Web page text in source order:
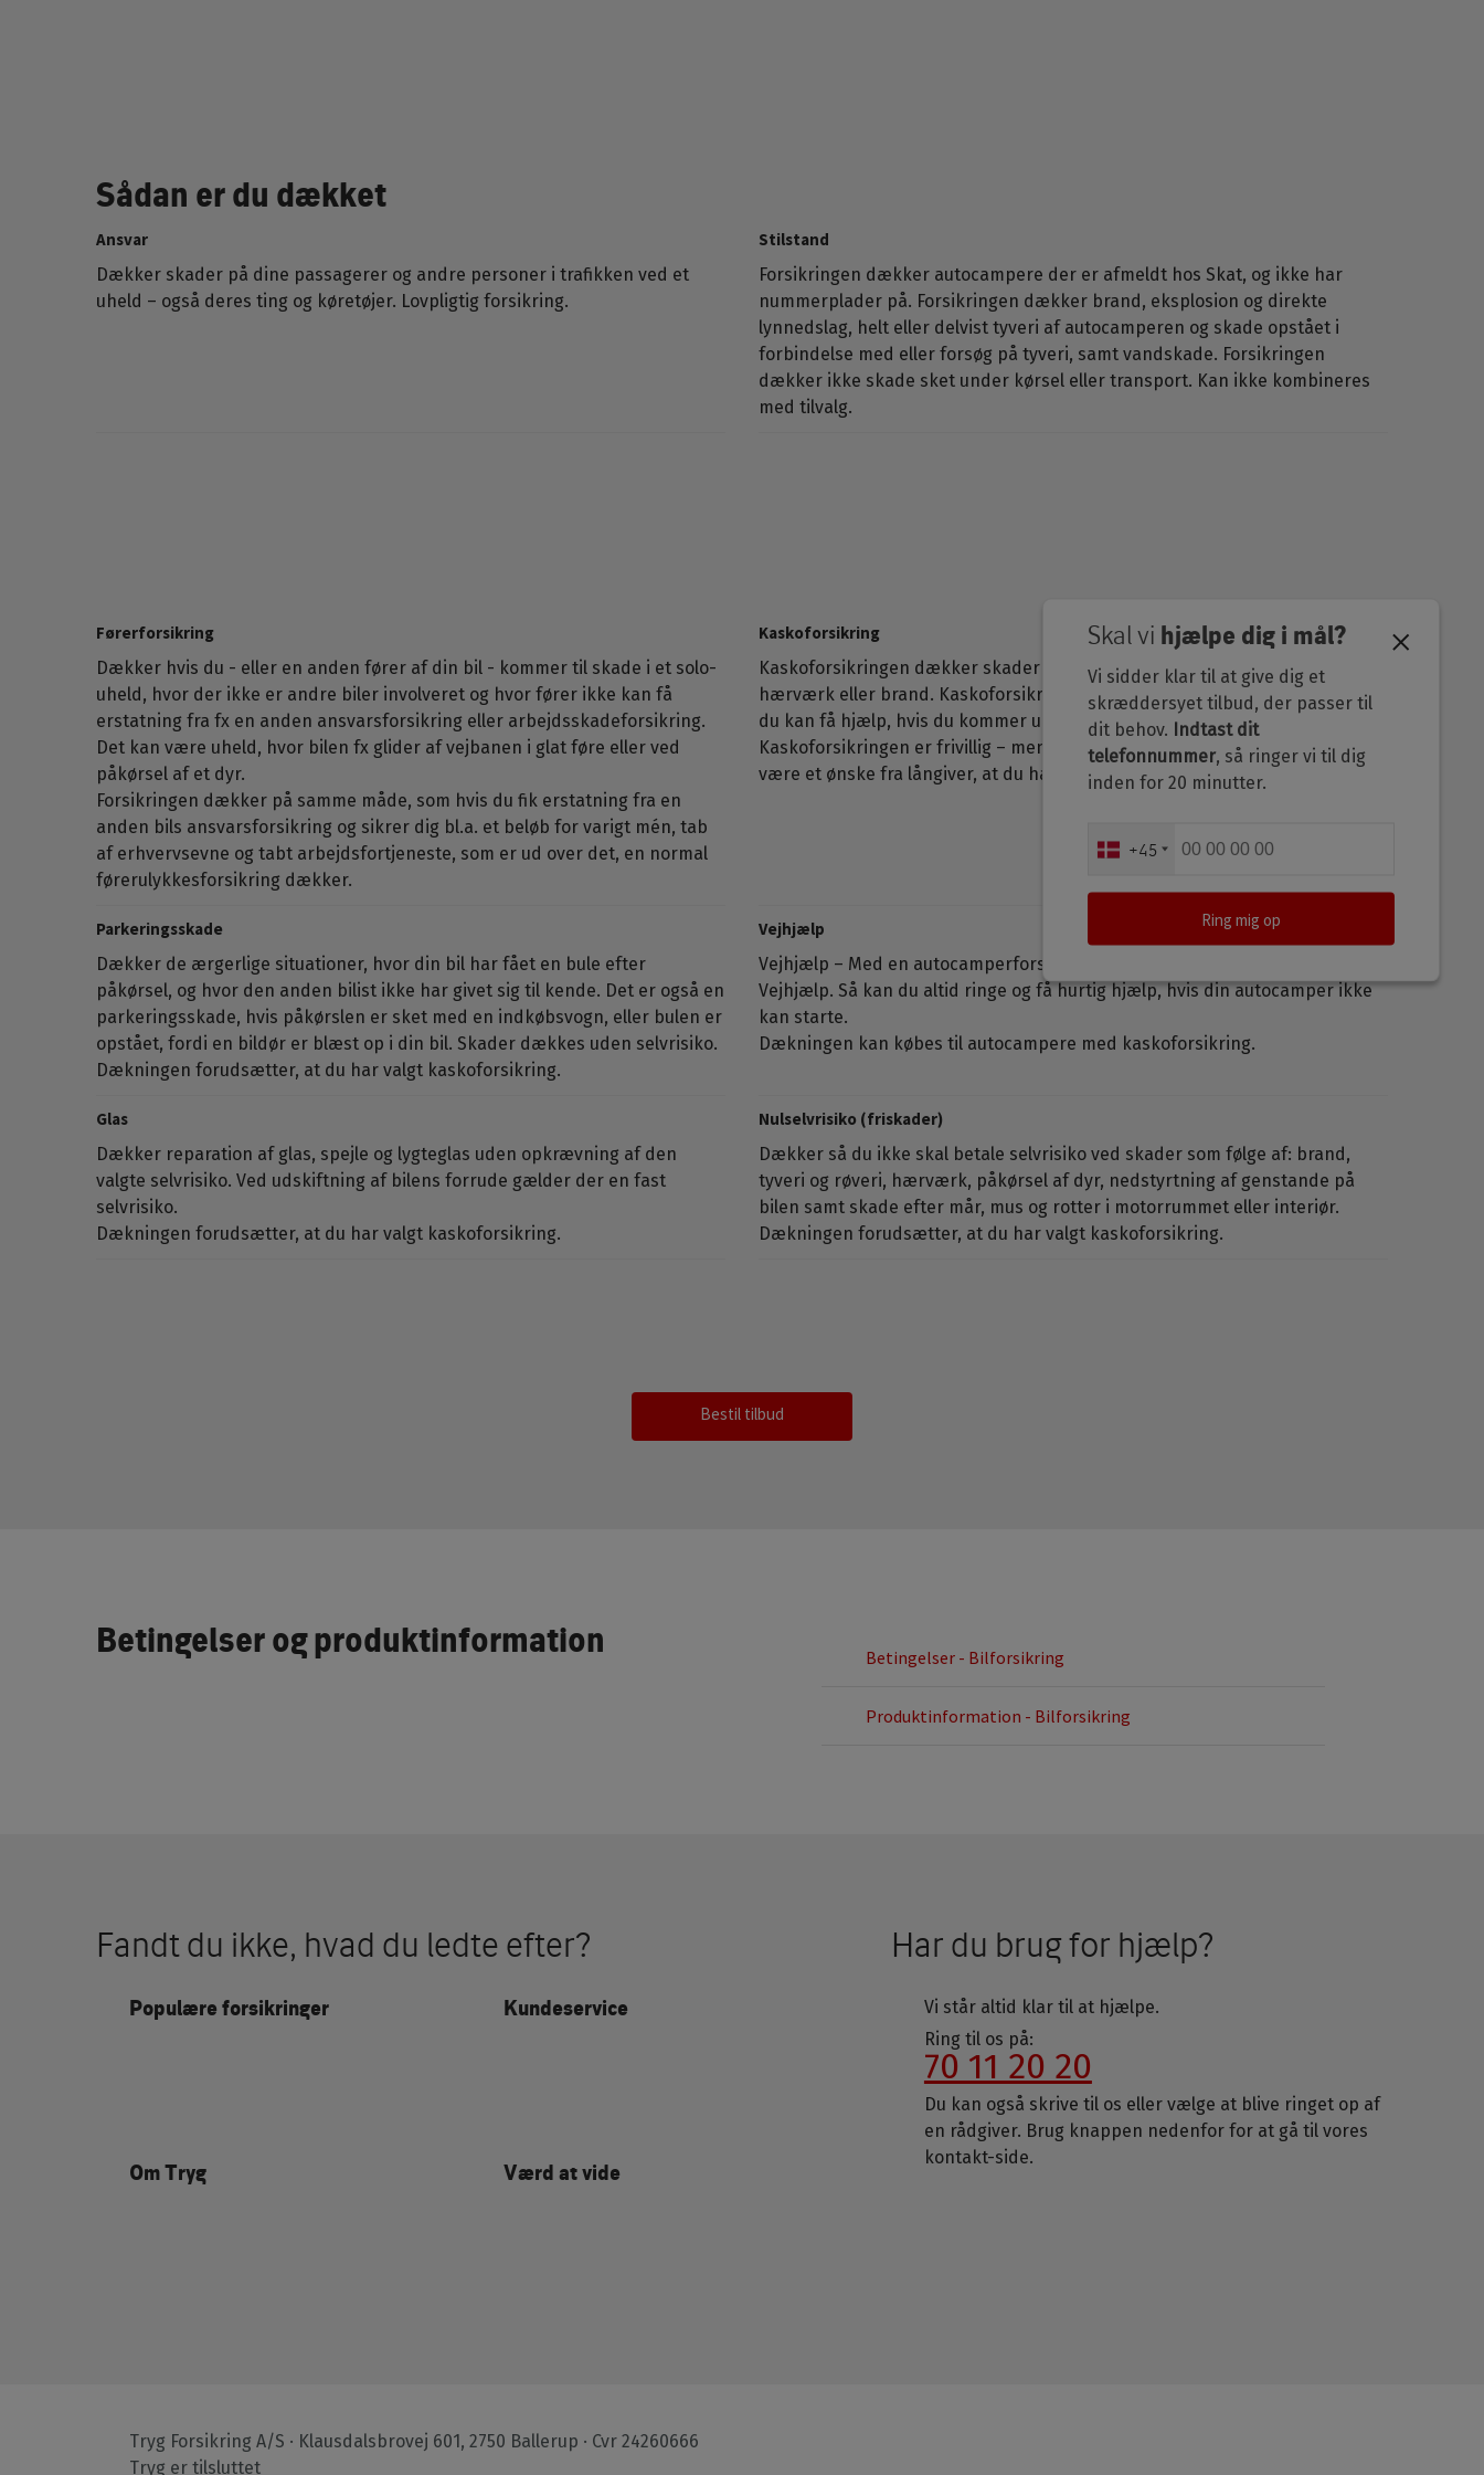
Sådan er du dækket
Ansvar
Dækker skader på dine passagerer og andre personer i trafikken ved et
uheld – også deres ting og køretøjer. Lovpligtig forsikring.
Stilstand
Forsikringen dækker autocampere der er afmeldt hos Skat, og ikke har
nummerplader på. Forsikringen dækker brand, eksplosion og direkte
lynnedslag, helt eller delvist tyveri af autocamperen og skade opstået i
forbindelse med eller forsøg på tyveri, samt vandskade. Forsikringen
dækker ikke skade sket under kørsel eller transport. Kan ikke kombineres
med tilvalg.
Førerforsikring
​​​​​​​Dækker hvis du - eller en anden fører af din bil - kommer til skade i et solo-
uheld, hvor der ikke er andre biler involveret og hvor fører ikke kan få
erstatning fra fx en anden ansvarsforsikring eller arbejdsskadeforsikring.
Det kan være uheld, hvor bilen fx glider af vejbanen i glat føre eller ved
påkørsel af et dyr.
Forsikringen dækker på samme måde, som hvis du fik erstatning fra en
anden bils ansvarsforsikring og sikrer dig bl.a. et beløb for varigt mén, tab
af erhvervsevne og tabt arbejdsfortjeneste, som er ud over det, en normal
førerulykkesforsikring dækker.
Kaskoforsikring
Kaskoforsikringen dækker skader på din autocamper – fx ved tyveri,
hærværk eller brand. Kaskoforsikringen har også en redningsdækning, så
du kan få hjælp, hvis du kommer ud for et uheld i udlandet.
Kaskoforsikringen er frivillig – men har du lån i din autocamper, kan det
være et ønske fra långiver, at du har en kaskoforsikring.
Parkeringsskade
Dækker de ærgerlige situationer, hvor din bil har fået en bule efter
påkørsel, og hvor den anden bilist ikke har givet sig til kende. Det er også en
parkeringsskade, hvis påkørslen er sket med en indkøbsvogn, eller bulen er
opstået, fordi en bildør er blæst op i din bil. Skader dækkes uden selvrisiko.
Dækningen forudsætter, at du har valgt kaskoforsikring.
Vejhjælp
Vejhjælp – Med en autocamperforsikring hos os får du adgang til Tryg
Vejhjælp. Så kan du altid ringe og få hurtig hjælp, hvis din autocamper ikke
kan starte.
Dækningen kan købes til autocampere med kaskoforsikring.
Glas
Dækker reparation af glas, spejle og lygteglas uden opkrævning af den
valgte selvrisiko. Ved udskiftning af bilens forrude gælder der en fast
selvrisiko.
Dækningen forudsætter, at du har valgt kaskoforsikring.
Nulselvrisiko (friskader)
Dækker så du ikke skal betale selvrisiko ved skader som følge af: brand,
tyveri og røveri, hærværk, påkørsel af dyr, nedstyrtning af genstande på
bilen samt skade efter mår, mus og rotter i motorrummet eller interiør.
Dækningen forudsætter, at du har valgt kaskoforsikring.
Bestil tilbud
Betingelser og produktinformation Betingelser - Bilforsikring
Produktinformation - Bilforsikring
Fandt du ikke, hvad du ledte efter?
Populære forsikringer Kundeservice
Om Tryg Værd at vide
Har du brug for hjælp?
Vi står altid klar til at hjælpe.
Ring til os på:
70 11 20 20
Du kan også skrive til os eller vælge at blive ringet op af
en rådgiver. Brug knappen nedenfor for at gå til vores
kontakt-side.
Tryg Forsikring A/S · Klausdalsbrovej 601, 2750 Ballerup · Cvr 24260666
Tryg er tilsluttet
Skal vi hjælpe dig i mål?
Vi sidder klar til at give dig et
skræddersyet tilbud, der passer til
dit behov. Indtast dit
telefonnummer, så ringer vi til dig
inden for 20 minutter.
+45
Ring mig op